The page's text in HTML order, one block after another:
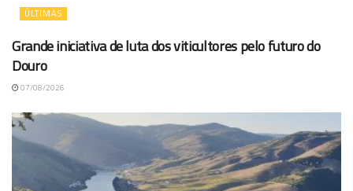
ÚLTIMAS
Grande iniciativa de luta dos viticultores pelo futuro do
Douro
07/08/2026